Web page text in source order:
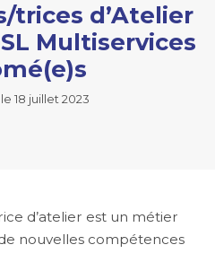
trices d’Atelier
Multiservices
18 juillet 2023
d’atelier est un métier
nouvelles compétences